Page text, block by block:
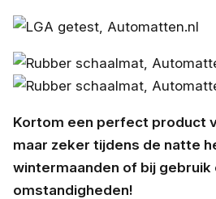
Kortom een perfect product
maar zeker tijdens de natte
wintermaanden of bij
omstandigheden!